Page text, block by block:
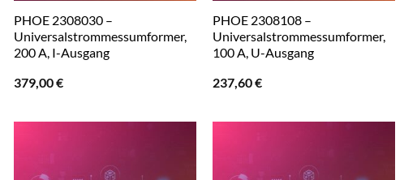
PHOE 2308030 –
Universalstrommessumformer,
200 A, I-Ausgang
379,00€
PHOE 2308108 –
Universalstrommessumformer,
100 A, U-Ausgang
237,60€